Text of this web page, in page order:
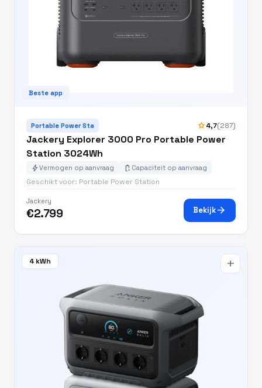
Beste app
Portable Power Sta star4,7(287)
Jackery Explorer 3000 Pro Portable Power
Station 3024Wh
boltVermogen op aanvraag battery_charging_full Capaciteit op aanvraag
Geschikt voor: Portable Power Station
Jackery
€2.799 Bekijkarrow_forward
4 kWh add